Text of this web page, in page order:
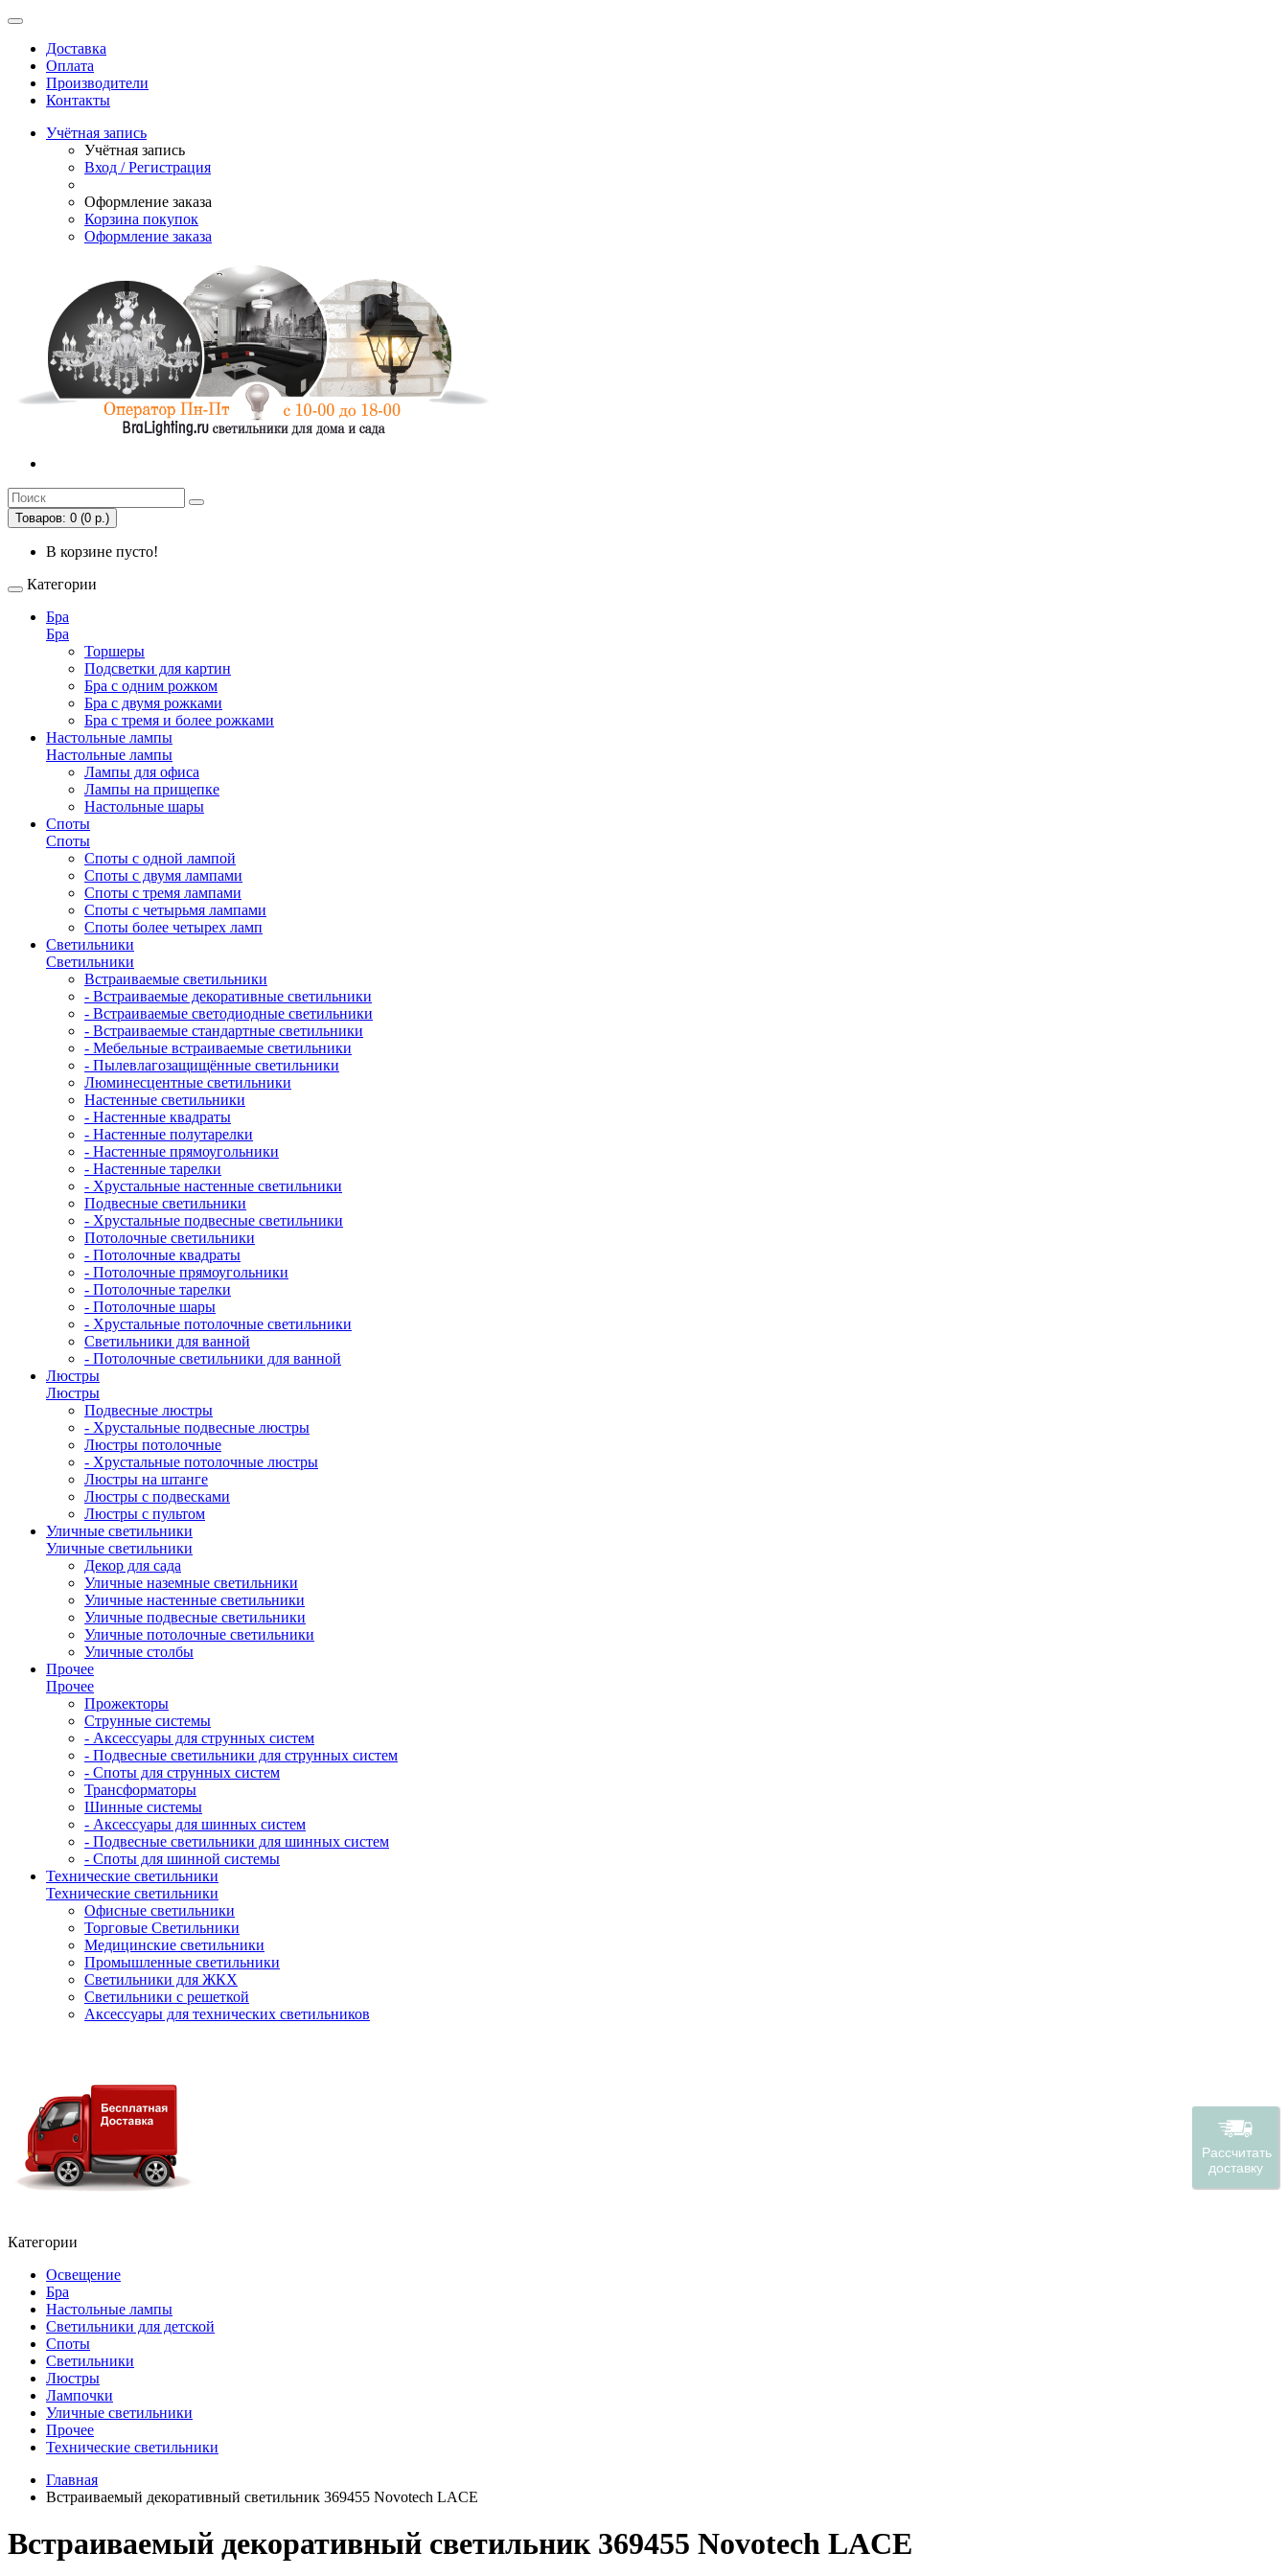
Доставка
Оплата
Производители
Контакты
Учётная запись
Учётная запись
Вход / Регистрация
Оформление заказа
Корзина покупок
Оформление заказа
Товаров: 0 (0 р.)
В корзине пусто!
Категории
Бра
Бра
Торшеры
Подсветки для картин
Бра с одним рожком
Бра с двумя рожками
Бра с тремя и более рожками
Настольные лампы
Настольные лампы
Лампы для офиса
Лампы на прищепке
Настольные шары
Споты
Споты
Споты с одной лампой
Споты с двумя лампами
Споты с тремя лампами
Споты с четырьмя лампами
Споты более четырех ламп
Светильники
Светильники
Встраиваемые светильники
- Встраиваемые декоративные светильники
- Встраиваемые светодиодные светильники
- Встраиваемые стандартные светильники
- Мебельные встраиваемые светильники
- Пылевлагозащищённые светильники
Люминесцентные светильники
Настенные светильники
- Настенные квадраты
- Настенные полутарелки
- Настенные прямоугольники
- Настенные тарелки
- Хрустальные настенные светильники
Подвесные светильники
- Хрустальные подвесные светильники
Потолочные светильники
- Потолочные квадраты
- Потолочные прямоугольники
- Потолочные тарелки
- Потолочные шары
- Хрустальные потолочные светильники
Светильники для ванной
- Потолочные светильники для ванной
Люстры
Люстры
Подвесные люстры
- Хрустальные подвесные люстры
Люстры потолочные
- Хрустальные потолочные люстры
Люстры на штанге
Люстры с подвесками
Люстры с пультом
Уличные светильники
Уличные светильники
Декор для сада
Уличные наземные светильники
Уличные настенные светильники
Уличные подвесные светильники
Уличные потолочные светильники
Уличные столбы
Прочее
Прочее
Прожекторы
Струнные системы
- Аксессуары для струнных систем
- Подвесные светильники для струнных систем
- Споты для струнных систем
Трансформаторы
Шинные системы
- Аксессуары для шинных систем
- Подвесные светильники для шинных систем
- Споты для шинной системы
Технические светильники
Технические светильники
Офисные светильники
Торговые Светильники
Медицинские светильники
Промышленные светильники
Светильники для ЖКХ
Светильники с решеткой
Аксессуары для технических светильников
Категории
Освещение
Бра
Настольные лампы
Светильники для детской
Споты
Светильники
Люстры
Лампочки
Уличные светильники
Прочее
Технические светильники
Главная
Встраиваемый декоративный светильник 369455 Novotech LACE
Встраиваемый декоративный светильник 369455 Novotech LACE
Рассчитать
доставку